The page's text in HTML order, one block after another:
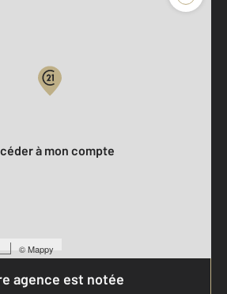
©Mappy
à mon compte
agence est notée